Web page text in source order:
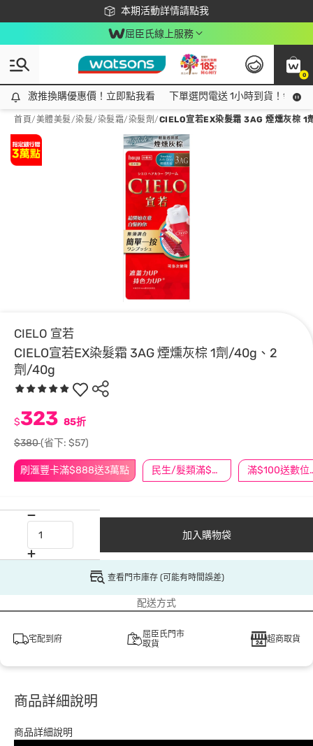
本期活動詳情請點我
下載app最高回饋$350
屈臣氏線上服務
0
激推換購優惠價！立即點我看
激推換購優惠價！立即點我看 下單選閃電送 1小時到貨！領神
首頁/美體美髮/染髮/染髮霜/染髮劑 /CIELO宣若EX染髮霜 3AG 煙燻灰棕
CIELO 宣若
CIELO宣若EX染髮霜 3AG 煙燻灰棕 1劑/40g、2
劑/40g
刷滙豐卡滿$888送3萬點 民生/髮類滿$388送舒潔冰巾 滿
$323 85折
$380(省下: $57)
加入購物袋
查看門市庫存 (可能有時間誤差)
配送方式
宅配到府
屈臣氏門市
取貨
超商取貨
商品詳細說明
商品詳細說明